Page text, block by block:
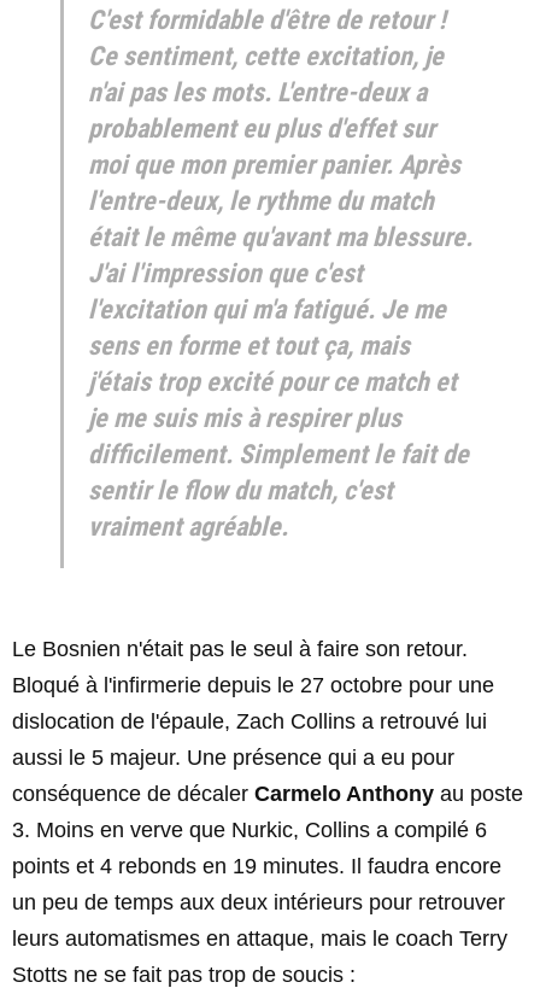
C'est formidable d'être de retour !
Ce sentiment, cette excitation, je
n'ai pas les mots. L'entre-deux a
probablement eu plus d'effet sur
moi que mon premier panier. Après
l'entre-deux, le rythme du match
était le même qu'avant ma blessure.
J'ai l'impression que c'est
l'excitation qui m'a fatigué. Je me
sens en forme et tout ça, mais
j'étais trop excité pour ce match et
je me suis mis à respirer plus
difficilement. Simplement le fait de
sentir le flow du match, c'est
vraiment agréable.
Le Bosnien n'était pas le seul à faire son retour.
Bloqué à l'infirmerie depuis le 27 octobre pour une
dislocation de l'épaule, Zach Collins a retrouvé lui
aussi le 5 majeur. Une présence qui a eu pour
conséquence de décaler Carmelo Anthony au poste
3. Moins en verve que Nurkic, Collins a compilé 6
points et 4 rebonds en 19 minutes. Il faudra encore
un peu de temps aux deux intérieurs pour retrouver
leurs automatismes en attaque, mais le coach Terry
Stotts ne se fait pas trop de soucis :